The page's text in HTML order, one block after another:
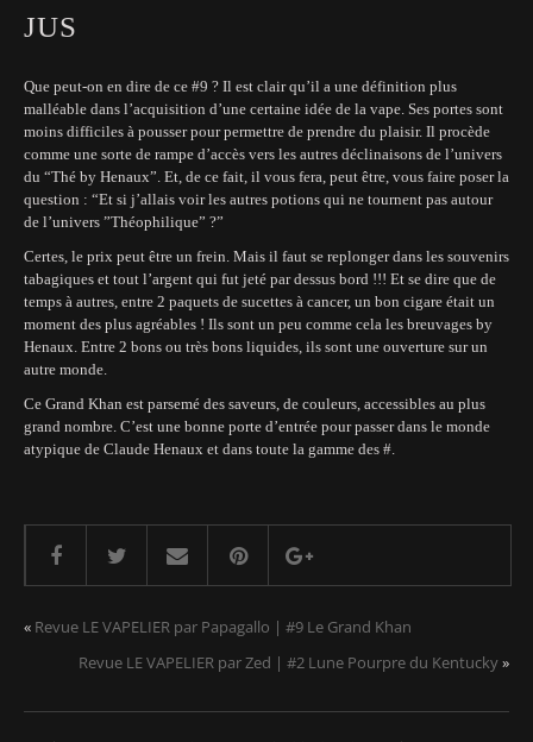
JUS
Que peut-on en dire de ce #9 ? Il est clair qu’il a une définition plus
malléable dans l’acquisition d’une certaine idée de la vape. Ses portes sont
moins difficiles à pousser pour permettre de prendre du plaisir. Il procède
comme une sorte de rampe d’accès vers les autres déclinaisons de l’univers
du “Thé by Henaux”. Et, de ce fait, il vous fera, peut être, vous faire poser la
question : “Et si j’allais voir les autres potions qui ne tournent pas autour
de l’univers ”Théophilique” ?”
Certes, le prix peut être un frein. Mais il faut se replonger dans les souvenirs
tabagiques et tout l’argent qui fut jeté par dessus bord !!! Et se dire que de
temps à autres, entre 2 paquets de sucettes à cancer, un bon cigare était un
moment des plus agréables ! Ils sont un peu comme cela les breuvages by
Henaux. Entre 2 bons ou très bons liquides, ils sont une ouverture sur un
autre monde.
Ce Grand Khan est parsemé des saveurs, de couleurs, accessibles au plus
grand nombre. C’est une bonne porte d’entrée pour passer dans le monde
atypique de Claude Henaux et dans toute la gamme des #.
« Revue LE VAPELIER par Papagallo | #9 Le Grand Khan
Revue LE VAPELIER par Zed | #2 Lune Pourpre du Kentucky»